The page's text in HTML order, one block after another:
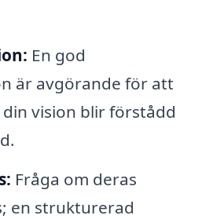
En god
är avgörande för att
vision blir förstådd
Fråga om deras
en strukturerad